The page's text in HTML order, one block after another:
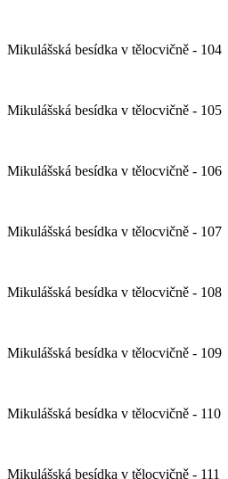
Mikulášská besídka v tělocvičně - 104
Mikulášská besídka v tělocvičně - 105
Mikulášská besídka v tělocvičně - 106
Mikulášská besídka v tělocvičně - 107
Mikulášská besídka v tělocvičně - 108
Mikulášská besídka v tělocvičně - 109
Mikulášská besídka v tělocvičně - 110
Mikulášská besídka v tělocvičně - 111